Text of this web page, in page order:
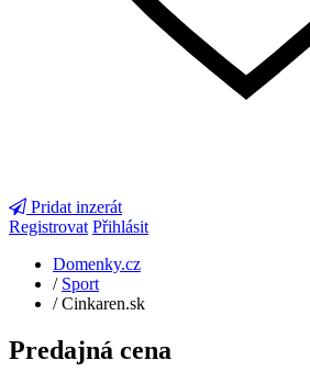
Pridat inzerát
Registrovat Přihlásit
Domenky.cz
/ Sport
/Cinkaren.sk
Predajná cena